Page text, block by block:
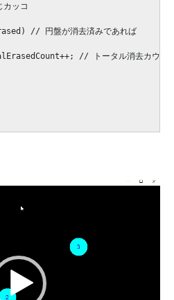
ッコ
// 円盤が消去済みであれば
// トータル消去カウン